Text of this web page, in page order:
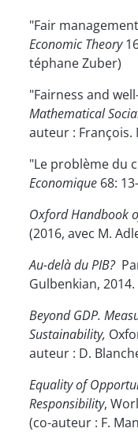
"Fair
Economic Theory
téphane Zuber)
"Fairness and
Mathematical
auteur : François.
"Le problème du
Economique 68:
Oxford Handbook
(2016, avec M.
Au-delà du PIB?
Gulbenkian,
Beyond GDP.
Sustainability,
auteur : D.
Equality of
Responsibility,
(co-auteur : F.